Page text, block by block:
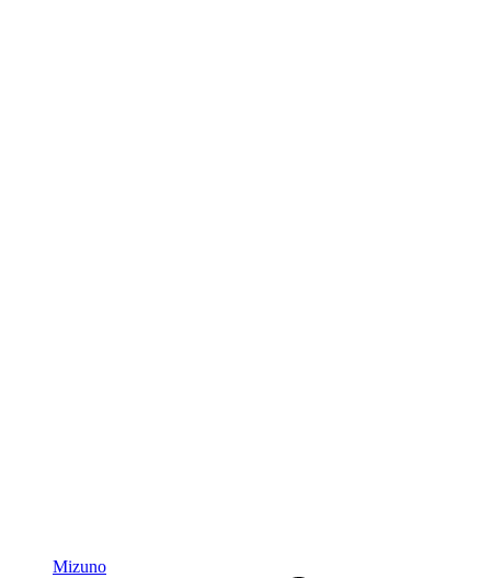
Mizuno